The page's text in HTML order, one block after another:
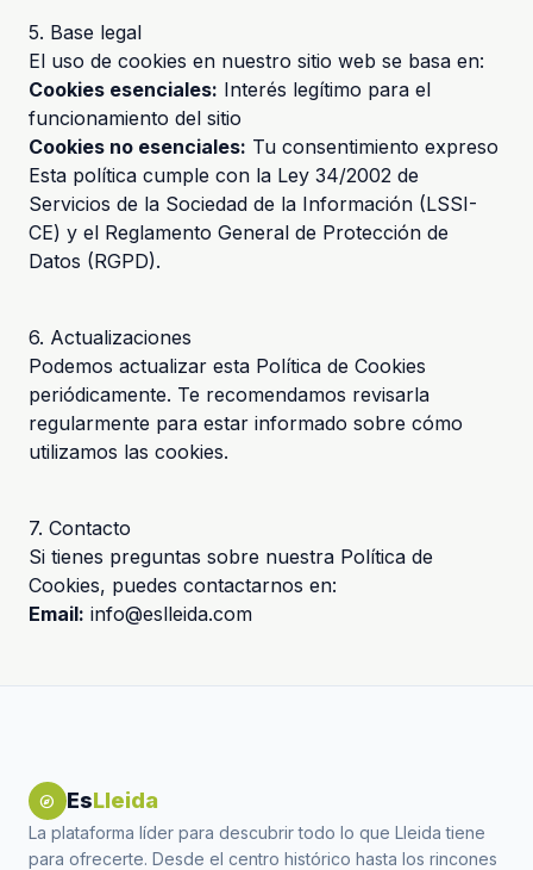
5. Base legal
El uso de cookies en nuestro sitio web se basa en:
Cookies esenciales: Interés legítimo para el
funcionamiento del sitio
Cookies no esenciales: Tu consentimiento expreso
Esta política cumple con la Ley 34/2002 de
Servicios de la Sociedad de la Información (LSSI-
CE) y el Reglamento General de Protección de
Datos (RGPD).
6. Actualizaciones
Podemos actualizar esta Política de Cookies
periódicamente. Te recomendamos revisarla
regularmente para estar informado sobre cómo
utilizamos las cookies.
7. Contacto
Si tienes preguntas sobre nuestra Política de
Cookies, puedes contactarnos en:
Email: info@eslleida.com
explore EsLleida
La plataforma líder para descubrir todo lo que Lleida tiene
para ofrecerte. Desde el centro histórico hasta los rincones